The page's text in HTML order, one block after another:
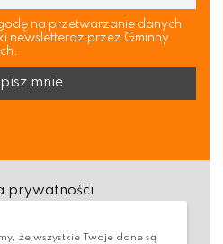
na przetwarzanie danych
newsletteraz przez Gminny
prywatności
osobowych (RODO)
że wszystkie Twoje dane są